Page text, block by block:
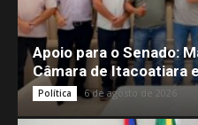
Apoio para o Senado:
Câmara de Itacoatiara
Política 6 de agosto de 2026